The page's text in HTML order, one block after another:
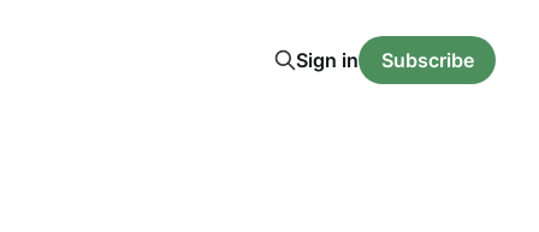
Sign in Subscribe